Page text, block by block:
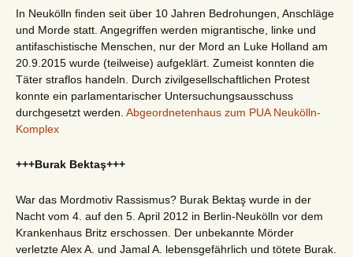
In Neukölln finden seit über 10 Jahren Bedrohungen, Anschläge
und Morde statt. Angegriffen werden migrantische, linke und
antifaschistische Menschen, nur der Mord an Luke Holland am
20.9.2015 wurde (teilweise) aufgeklärt. Zumeist konnten die
Täter straflos handeln. Durch zivilgesellschaftlichen Protest
konnte ein parlamentarischer Untersuchungsausschuss
durchgesetzt werden. Abgeordnetenhaus zum PUA Neukölln-
Komplex
+++Burak Bektaş+++
War das Mordmotiv Rassismus? Burak Bektaş wurde in der
Nacht vom 4. auf den 5. April 2012 in Berlin-Neukölln vor dem
Krankenhaus Britz erschossen. Der unbekannte Mörder
verletzte Alex A. und Jamal A. lebensgefährlich und tötete Burak.